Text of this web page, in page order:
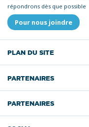
répondrons dès que possible
Pour nous joindre
PLAN DU SITE
PARTENAIRES
PARTENAIRES